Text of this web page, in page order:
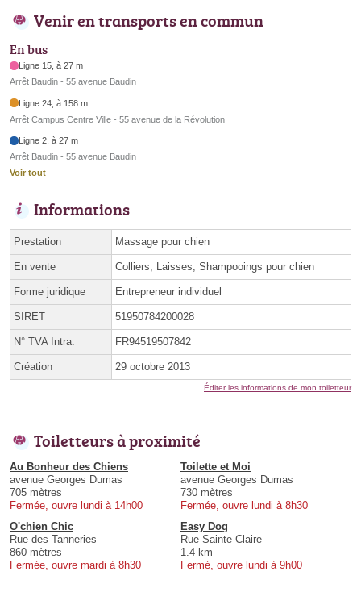
Venir en transports en commun
En bus
Ligne 15, à 27 m
Arrêt Baudin - 55 avenue Baudin
Ligne 24, à 158 m
Arrêt Campus Centre Ville - 55 avenue de la Révolution
Ligne 2, à 27 m
Arrêt Baudin - 55 avenue Baudin
Voir tout
Informations
Prestation Massage pour chien
En vente Colliers, Laisses, Shampooings pour chien
Forme juridique Entrepreneur individuel
SIRET 51950784200028
N° TVA Intra. FR94519507842
Création 29 octobre 2013
Éditer les informations de mon toiletteur
Toiletteurs à proximité
Au Bonheur des Chiens
avenue Georges Dumas
705 mètres
Fermée, ouvre lundi à 14h00
Toilette et Moi
avenue Georges Dumas
730 mètres
Fermée, ouvre lundi à 8h30
O'chien Chic
Rue des Tanneries
860 mètres
Fermée, ouvre mardi à 8h30
Easy Dog
Rue Sainte-Claire
1.4 km
Fermé, ouvre lundi à 9h00